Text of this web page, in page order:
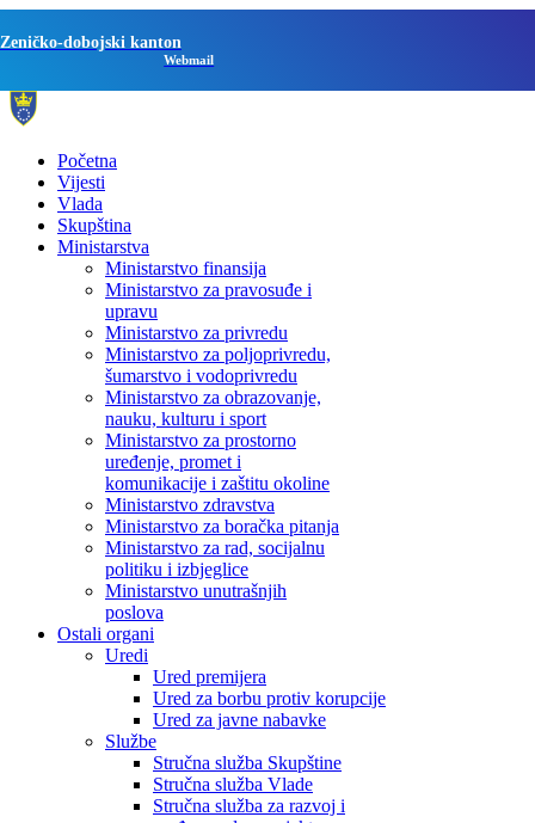
Zeničko-dobojski kanton
Webmail
Početna
Vijesti
Vlada
Skupština
Ministarstva
Ministarstvo finansija
Ministarstvo za pravosuđe i
upravu
Ministarstvo za privredu
Ministarstvo za poljoprivredu,
šumarstvo i vodoprivredu
Ministarstvo za obrazovanje,
nauku, kulturu i sport
Ministarstvo za prostorno
uređenje, promet i
komunikacije i zaštitu okoline
Ministarstvo zdravstva
Ministarstvo za boračka pitanja
Ministarstvo za rad, socijalnu
politiku i izbjeglice
Ministarstvo unutrašnjih
poslova
Ostali organi
Uredi
Ured premijera
Ured za borbu protiv korupcije
Ured za javne nabavke
Službe
Stručna služba Skupštine
Stručna služba Vlade
Stručna služba za razvoj i